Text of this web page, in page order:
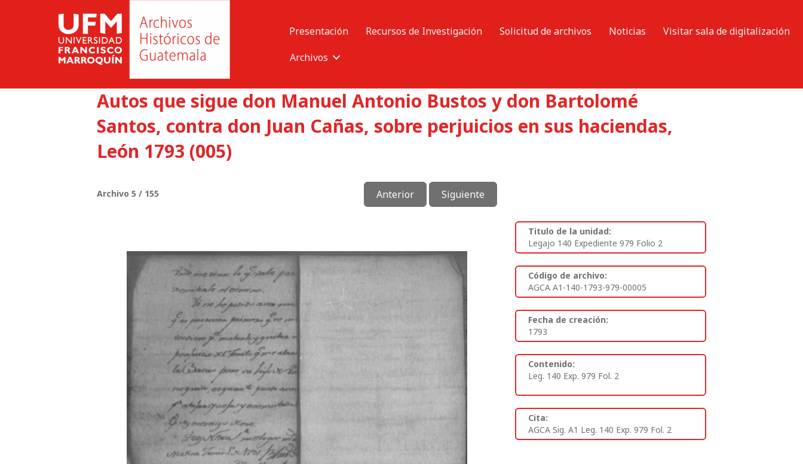
Presentación Recursos de Investigación Solicitud de archivos Noticias
Visitar sala de digitalización
Archivos
Autos que sigue don Manuel Antonio Bustos y don Bartolomé
Santos, contra don Juan Cañas, sobre perjuicios en sus haciendas,
León 1793 (005)
Archivo 5 / 155 Anterior Siguiente
Titulo de la unidad:
Legajo 140 Expediente 979 Folio 2
Código de archivo:
AGCA A1-140-1793-979-00005
Fecha de creación:
1793
Contenido:
Leg. 140 Exp. 979 Fol. 2
Cita:
AGCA Sig. A1 Leg. 140 Exp. 979 Fol. 2